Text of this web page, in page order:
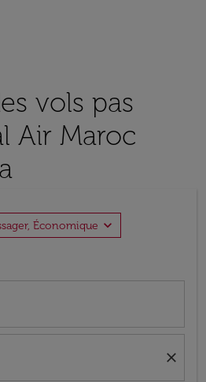
vols pas
Air Maroc
Économique expand_more
close